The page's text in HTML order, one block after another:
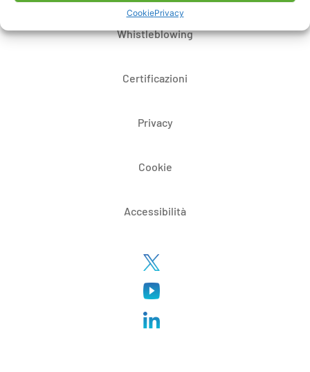
CookiePrivacy
Whistleblowing
Certificazioni
Privacy
Cookie
Accessibilità